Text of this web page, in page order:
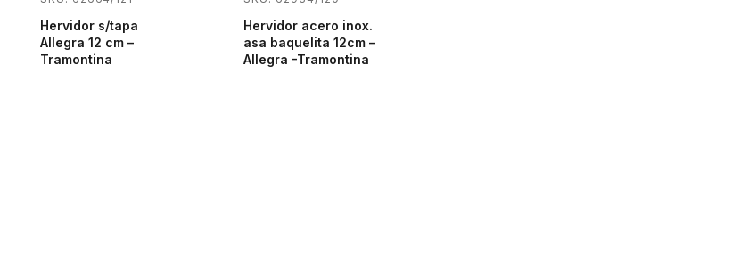
Hervidor s/tapa
Allegra 12 cm –
Tramontina
Hervidor acero inox.
asa baquelita 12cm –
Allegra -Tramontina